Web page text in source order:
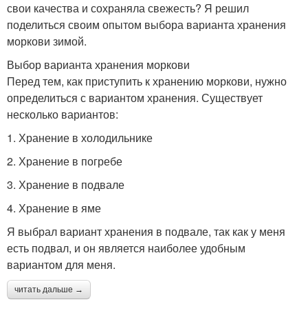
свои качества и сохраняла свежесть? Я решил
поделиться своим опытом выбора варианта хранения
моркови зимой.
Выбор варианта хранения моркови
Перед тем, как приступить к хранению моркови, нужно
определиться с вариантом хранения. Существует
несколько вариантов:
1. Хранение в холодильнике
2. Хранение в погребе
3. Хранение в подвале
4. Хранение в яме
Я выбрал вариант хранения в подвале, так как у меня
есть подвал, и он является наиболее удобным
вариантом для меня.
читать дальше →